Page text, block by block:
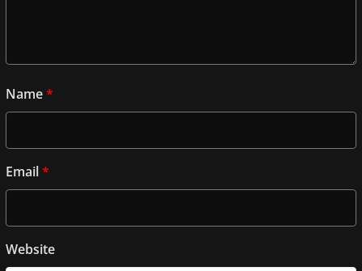
Name*
Email*
Website